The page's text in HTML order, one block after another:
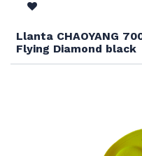
Llanta CHAOYANG
Flying Diamond black